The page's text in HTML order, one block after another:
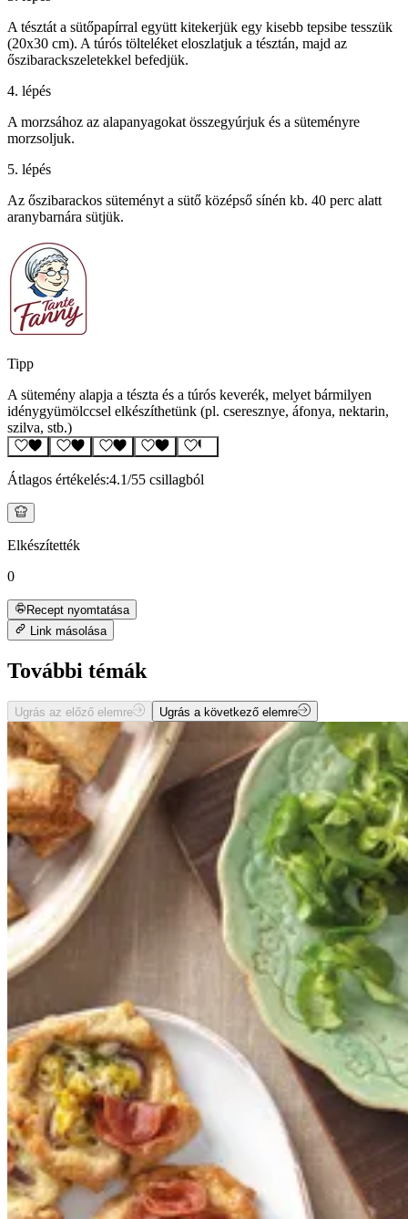
A tésztát a sütőpapírral együtt kitekerjük egy kisebb tepsibe tesszük
(20x30 cm). A túrós tölteléket eloszlatjuk a tésztán, majd az
őszibarackszeletekkel befedjük.
4. lépés
A morzsához az alapanyagokat összegyúrjuk és a süteményre
morzsoljuk.
5. lépés
Az őszibarackos süteményt a sütő középső sínén kb. 40 perc alatt
aranybarnára sütjük.
Tipp
A sütemény alapja a tészta és a túrós keverék, melyet bármilyen
idénygyümölccsel elkészíthetünk (pl. cseresznye, áfonya, nektarin,
szilva, stb.)
Átlagos értékelés:4.1/55 csillagból
Elkészítették
0
Recept nyomtatása
Link másolása
További témák
Ugrás az előző elemre Ugrás a következő elemre